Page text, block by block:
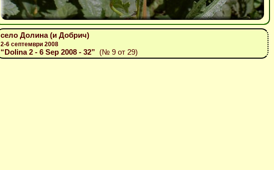
село Долина (и Добрич)
2-6 септември 2008
“Dolina 2 - 6 Sep 2008 - 32” (№ 9 от 29)